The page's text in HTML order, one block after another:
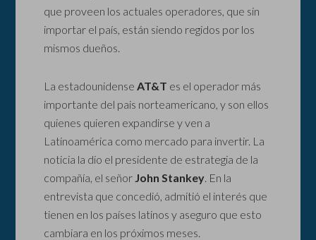
que proveen los actuales operadores, que sin
importar el país, están siendo regidos por los
mismos dueños.
La estadounidenseAT&T es el operador más
importante del pais norteamericano, y son ellos
quienes quieren expandirse y ven a
Latinoamérica como mercado para invertir. La
noticia la dio el presidente de estrategia de la
compañía, el señor John Stankey. En la
entrevista que concedió, admitió el interés que
tienen en los países latinos y aseguro que esto
cambiara en los próximos meses.